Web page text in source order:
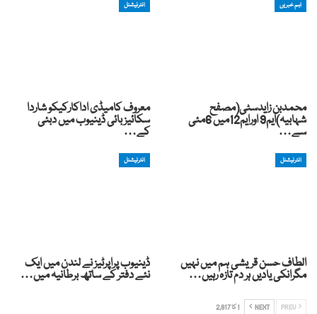
اہم خبریں
محمدبن زایدسٹی(مصفح
شہابیہ)ایم9 اورایم12میں 6مئی
سے…
انٹرنیشنل
معروف کامیڈی اداکارکیکو شاردا
سکائیز بائی ڈینیوب میں دبئی
کے…
انٹرنیشنل
الطاف حسن قریشی ہم میں نہیں
مگرانکی یادیں ہر دم تازہ رہیں…
انٹرنیشنل
ڈینیوب پراپرٹیز نے لندن میں ایک
نئے دفتر کے ساتھ برطانیہ میں…
NEXT 1 کا 2,817